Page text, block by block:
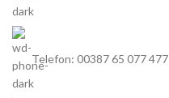
Telefon: 00387 65 077 477